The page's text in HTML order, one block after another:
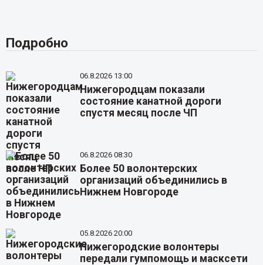
Подробно
06.8.2026 13:00
Нижегородцам показали
состояние канатной дороги
спустя месяц после ЧП
06.8.2026 08:30
Более 50 волонтерских
организаций объединились в
Нижнем Новгороде
05.8.2026 20:00
Нижегородские волонтеры
передали гумпомощь и масксети